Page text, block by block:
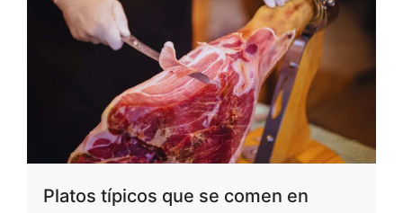
Platos típicos que se comen en